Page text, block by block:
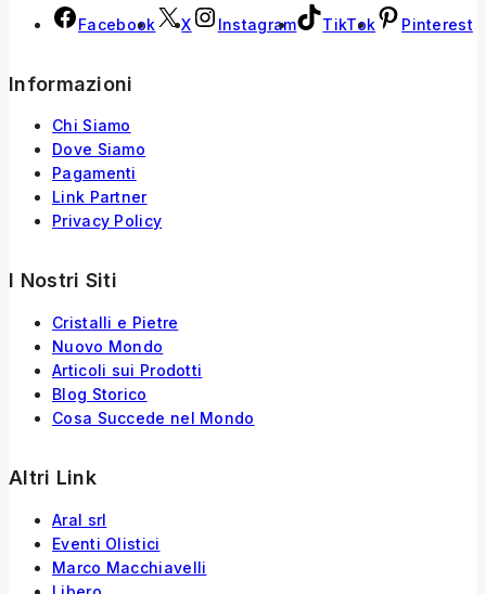
Facebook X Instagram TikTok Pinterest
Informazioni
Chi Siamo
Dove Siamo
Pagamenti
Link Partner
Privacy Policy
I Nostri Siti
Cristalli e Pietre
Nuovo Mondo
Articoli sui Prodotti
Blog Storico
Cosa Succede nel Mondo
Altri Link
Aral srl
Eventi Olistici
Marco Macchiavelli